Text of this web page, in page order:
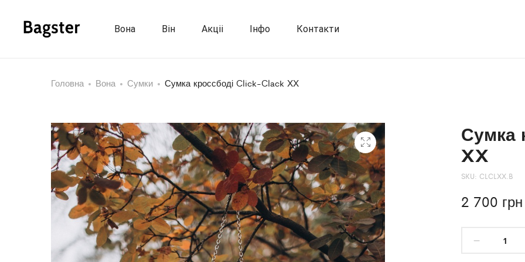
Вона Він Акціі Інфо Контакти
Головна Вона Сумки Сумка кроссбоді Click-Clack XX
Сумка
XX
SKU: CLCLXX.B
2 700 грн